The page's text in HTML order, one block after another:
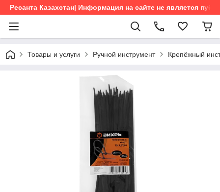
Ресанта Казахстан| Информация на сайте не является
Товары и услуги Ручной инструмент Крепёжный